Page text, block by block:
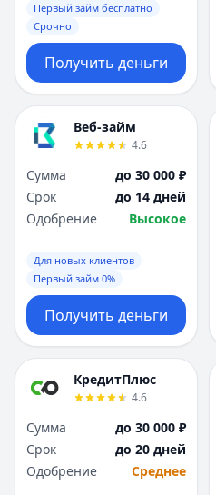
Первый займ бесплатно
Срочно
Получить деньги
Веб-займ
4.6
Сумма
до 30 000 ₽
Срок
до 14 дней
Одобрение
Высокое
Для новых клиентов
Первый займ 0%
Получить деньги
КредитПлюс
4.6
Сумма
до 30 000 ₽
Срок
до 20 дней
Одобрение
Среднее